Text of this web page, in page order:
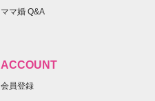
ママ婚 Q&A
ACCOUNT
会員登録